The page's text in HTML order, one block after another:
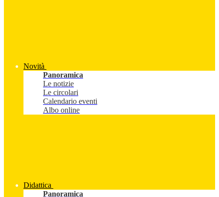
Novità
Panoramica
Le notizie
Le circolari
Calendario eventi
Albo online
Didattica
Panoramica